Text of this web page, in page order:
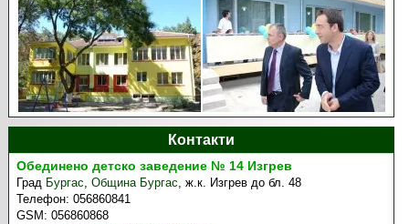
Контакти
Обединено детско заведение № 14 Изгрев
Град Бургас,Община Бургас,ж.к. Изгрев до бл. 48
Телефон:056860841
GSM:056860868